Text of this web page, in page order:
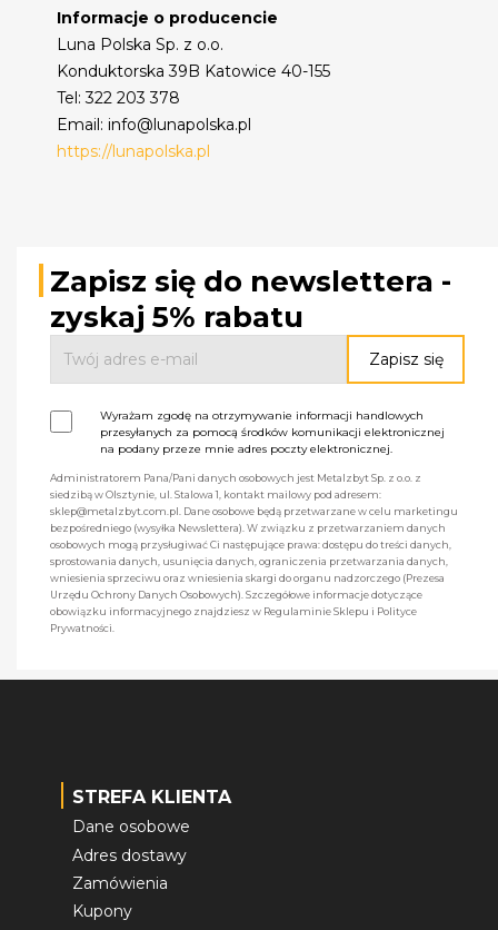
Informacje o producencie
Luna Polska Sp. z o.o.
Konduktorska 39B Katowice 40-155
Tel: 322 203 378
Email: info@lunapolska.pl
https://lunapolska.pl
Zapisz się do newslettera -
zyskaj 5% rabatu
Wyrażam zgodę na otrzymywanie informacji handlowych
przesyłanych za pomocą środków komunikacji elektronicznej
na podany przeze mnie adres poczty elektronicznej.
Administratorem Pana/Pani danych osobowych jest Metalzbyt Sp. z o.o. z
siedzibą w Olsztynie, ul. Stalowa 1, kontakt mailowy pod adresem:
sklep@metalzbyt.com.pl. Dane osobowe będą przetwarzane w celu marketingu
bezpośredniego (wysyłka Newslettera). W związku z przetwarzaniem danych
osobowych mogą przysługiwać Ci następujące prawa: dostępu do treści danych,
sprostowania danych, usunięcia danych, ograniczenia przetwarzania danych,
wniesienia sprzeciwu oraz wniesienia skargi do organu nadzorczego (Prezesa
Urzędu Ochrony Danych Osobowych). Szczegółowe informacje dotyczące
obowiązku informacyjnego znajdziesz w Regulaminie Sklepu i Polityce
Prywatności.
STREFA KLIENTA
Dane osobowe
Adres dostawy
Zamówienia
Kupony